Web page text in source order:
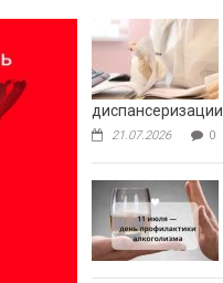
диспансеризации
21.07.2026 0